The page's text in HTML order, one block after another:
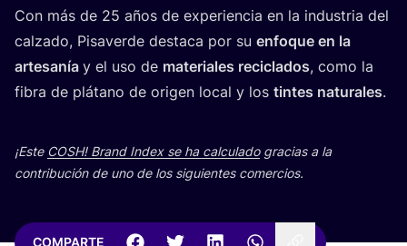
Con más de 25 años de expe­rien­cia en la indus­tria del
cal­za­do, Pisa­ver­de des­ta­ca por su enfo­que en la
arte­sa­nía y el uso de mate­ria­les reci­cla­dos, como la
fibra de plá­tano de ori­gen local y los tin­tes natu­ra­les.
¡Este COSH! Brand Index se ha cal­cu­la­dogra­cias a la
con­tri­bu­ción de uno de los siguien­tes comercios.
COMPARTE